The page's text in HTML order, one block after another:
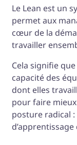
Le Lean est un
permet aux
cœur de la
travailler
Cela signifie
capacité des
dont elles
pour faire
posture radical